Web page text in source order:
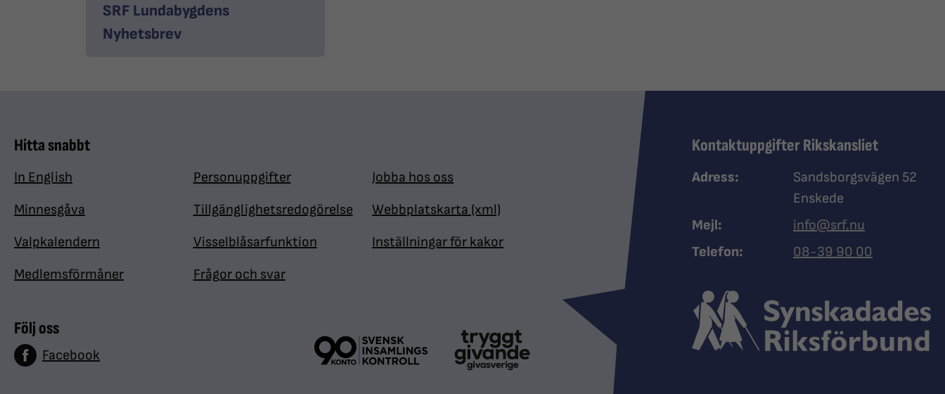
SRF Lundabygdens
Nyhetsbrev
Hitta snabbt
In English
Minnesgåva
Valpkalendern
Medlemsförmåner
Personuppgifter
Tillgänglighetsredogörelse
Visselblåsarfunktion
Frågor och svar
Jobba hos oss
Webbplatskarta (xml)
Inställningar för kakor
Följ oss
Facebook
Kontaktuppgifter Rikskansliet
Adress:
Sandsborgsvägen 52
Enskede
Mejl:
info@srf.nu
Telefon:
Ring Synskadades
08-39 90 00